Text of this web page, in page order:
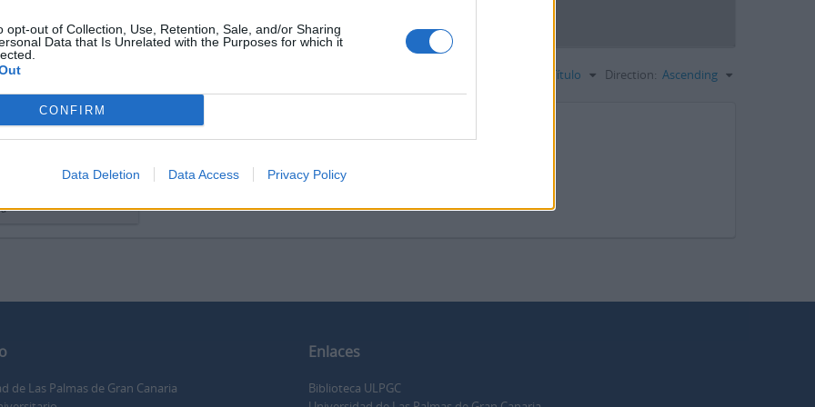
opt-out of Collection, Use, Retention, Sale, and/or Sharing
Data that Is Unrelated with the Purposes for which it
CONFIRM
Data Deletion Data Access Privacy Policy
a impressão Título Direction: Ascending
cívico religioso La
de Las Palmas de Gran Canaria
Enlaces
Biblioteca ULPGC